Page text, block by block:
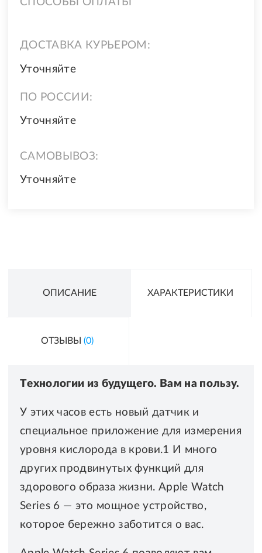
СПОСОБЫ ОПЛАТЫ
ДОСТАВКА КУРЬЕРОМ:
Уточняйте
ПО РОССИИ:
Уточняйте
САМОВЫВОЗ:
Уточняйте
ОПИСАНИЕ ХАРАКТЕРИСТИКИ
ОТЗЫВЫ (0)
Технологии из будущего. Вам на пользу.
У этих часов есть новый датчик и
специальное приложение для измерения
уровня кислорода в крови.1 И много
других продвинутых функций для
здорового образа жизни. Apple Watch
Series 6 — это мощное устройство,
которое бережно заботится о вас.